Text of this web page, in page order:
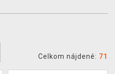
Celkom nájdené: 71